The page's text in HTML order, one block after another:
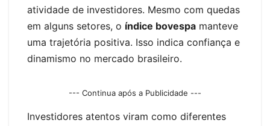
atividade de investidores. Mesmo com quedas
em alguns setores, o índice bovespa manteve
uma trajetória positiva. Isso indica confiança e
dinamismo no mercado brasileiro.
--- Continua após a Publicidade ---
Investidores atentos viram como diferentes